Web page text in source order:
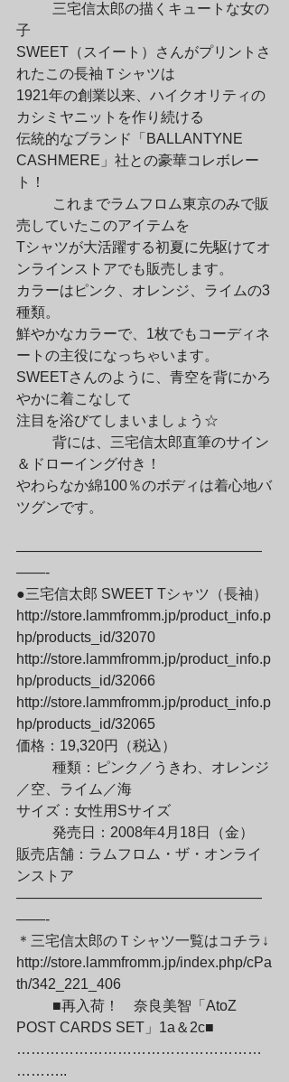
子
SWEET（スイート）さんがプリントさ
れたこの長袖Ｔシャツは
1921年の創業以来、ハイクオリティの
カシミヤニットを作り続ける
伝統的なブランド「BALLANTYNE
CASHMERE」社との豪華コレボレー
ト！
売していたこのアイテムを
Tシャツが大活躍する初夏に先駆けてオ
ンラインストアでも販売します。
カラーはピンク、オレンジ、ライムの3
種類。
鮮やかなカラーで、1枚でもコーディネ
ートの主役になっちゃいます。
SWEETさんのように、青空を背にかろ
やかに着こなして
注目を浴びてしまいましょう☆
＆ドローイング付き！
やわらなか綿100％のボディは着心地バ
ツグンです。
—————————————————
——-
●三宅信太郎 SWEET Tシャツ（長袖）
http://store.lammfromm.jp/product_info.p
hp/products_id/32070
http://store.lammfromm.jp/product_info.p
hp/products_id/32066
http://store.lammfromm.jp/product_info.p
hp/products_id/32065
価格：19,320円（税込）
／空、ライム／海
サイズ：女性用Sサイズ
販売店舗：ラムフロム・ザ・オンライ
ンストア
—————————————————
——-
＊三宅信太郎のＴシャツ一覧はコチラ↓
http://store.lammfromm.jp/index.php/cPa
th/342_221_406
POST CARDS SET」1a＆2c■
……………………………………………
………..